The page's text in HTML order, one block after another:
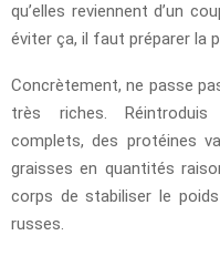
qu’elles reviennent d’un
éviter ça, il faut préparer la
Concrètement, ne passe
très riches.
complets, des protéines
graisses en quantités
corps de stabiliser le
russes.